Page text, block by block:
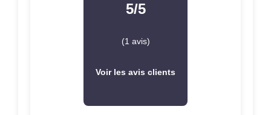
5/5
(1 avis)
Voir les avis clients